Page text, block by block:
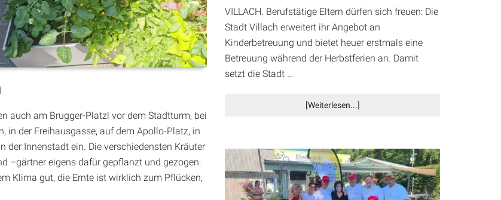
auch am Brugger-Platzl vor dem Stadtturm, bei
in der Freihausgasse, auf dem Apollo-Platz, in
der Innenstadt ein. Die verschiedensten Kräuter
–gärtner eigens dafür gepflanzt und gezogen.
Klima gut, die Ernte ist wirklich zum Pflücken,
VILLACH. Berufstätige Eltern dürfen sich freuen: Die
Stadt Villach erweitert ihr Angebot an
Kinderbetreuung und bietet heuer erstmals eine
Betreuung während der Herbstferien an. Damit
setzt die Stadt …
[Weiterlesen...]Infos
Unterstützung
für
Eltern:
Villach